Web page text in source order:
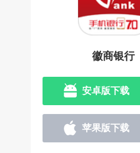
徽商银行
安卓版下载
苹果版下载